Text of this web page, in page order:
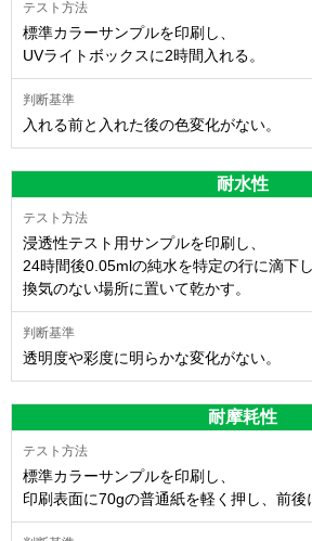
標準カラーサンプルを印刷し、
UVライトボックスに2時間入れる。
入れる前と入れた後の色変化がない。
耐水性
浸透性テスト用サンプルを印刷し、
24時間後0.05mlの純水を特定の行に滴下し
換気のない場所に置いて乾かす。
透明度や彩度に明らかな変化がない。
耐摩耗性
標準カラーサンプルを印刷し、
印刷表面に70gの普通紙を軽く押し、前後